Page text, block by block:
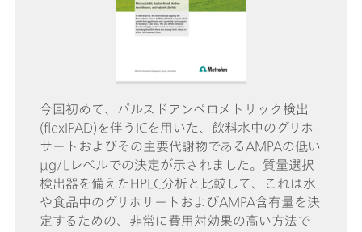
今回初めて、パルスドアンペロメトリック検出
(flexIPAD)を伴うICを用いた、飲料水中のグリホ
サートおよびその主要代謝物であるAMPAの低い
µg/Lレベルでの決定が示されました。質量選択
検出器を備えたHPLC分析と比較して、これは水
や食品中のグリホサートおよびAMPA含有量を決
定するための、非常に費用対効果の高い方法で